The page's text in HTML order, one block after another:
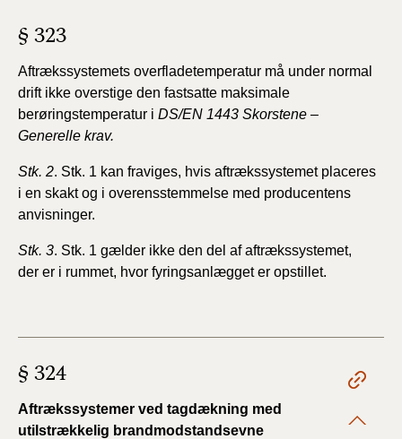
§ 323
Aftrækssystemets overfladetemperatur må under normal
drift ikke overstige den fastsatte maksimale
berøringstemperatur i DS/EN 1443 Skorstene –
Generelle krav.
Stk. 2. Stk. 1 kan fraviges, hvis aftrækssystemet placeres
i en skakt og i overensstemmelse med producentens
anvisninger.
Stk. 3. Stk. 1 gælder ikke den del af aftrækssystemet,
der er i rummet, hvor fyringsanlægget er opstillet.
§ 324
Aftrækssystemer ved tagdækning med
utilstrækkelig brandmodstandsevne